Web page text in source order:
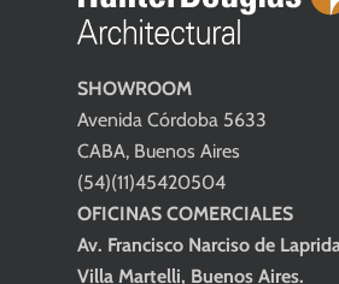
SHOWROOM
Avenida Córdoba 5633
CABA, Buenos Aires
(54)(11)45420504
OFICINAS COMERCIALES
Av. Francisco Narciso de
Villa Martelli, Buenos Aires.